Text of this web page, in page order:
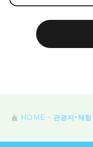
HOME 관광지・체험